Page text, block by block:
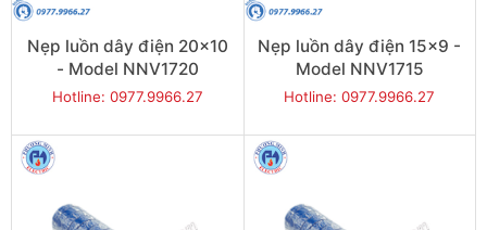
Nẹp luồn dây điện 20x10
- Model NNV1720
Hotline: 0977.9966.27
Nẹp luồn dây điện 15x9 -
Model NNV1715
Hotline: 0977.9966.27